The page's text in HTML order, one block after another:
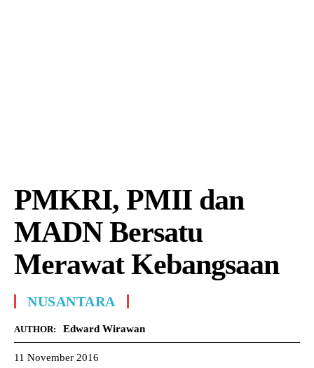
PMKRI, PMII dan
MADN Bersatu
Merawat Kebangsaan
NUSANTARA
AUTHOR: Edward Wirawan
11 November 2016